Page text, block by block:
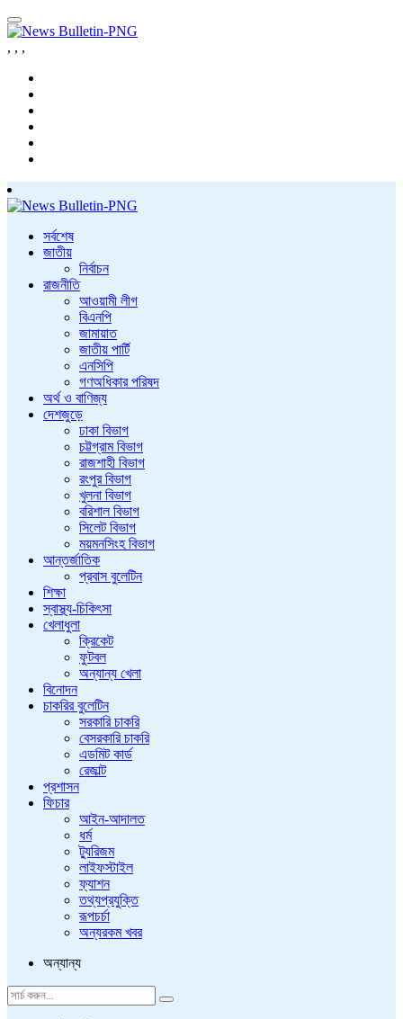
, , ,
সর্বশেষ
জাতীয়
নির্বাচন
রাজনীতি
আওয়ামী লীগ
বিএনপি
জামায়াত
জাতীয় পার্টি
এনসিপি
গণঅধিকার পরিষদ
অর্থ ও বাণিজ্য
দেশজুড়ে
ঢাকা বিভাগ
চট্টগ্রাম বিভাগ
রাজশাহী বিভাগ
রংপুর বিভাগ
খুলনা বিভাগ
বরিশাল বিভাগ
সিলেট বিভাগ
ময়মনসিংহ বিভাগ
আন্তর্জাতিক
প্রবাস বুলেটিন
শিক্ষা
স্বাস্থ্য-চিকিৎসা
খেলাধুলা
ক্রিকেট
ফুটবল
অন্যান্য খেলা
বিনোদন
চাকরির বুলেটিন
সরকারি চাকরি
বেসরকারি চাকরি
এডমিট কার্ড
রেজাল্ট
প্রশাসন
ফিচার
আইন-আদালত
ধর্ম
ট্যুরিজম
লাইফস্টাইল
ফ্যাশন
তথ্যপ্রযুক্তি
রূপচর্চা
অন্যরকম খবর
অন্যান্য